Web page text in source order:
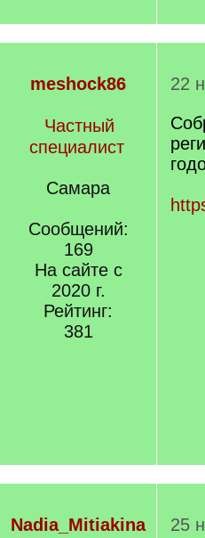
meshock86
Частный
специалист
Самара
Сообщений:
169
На сайте с
2020 г.
Рейтинг:
381
22
Nadia_Mitiakina
25